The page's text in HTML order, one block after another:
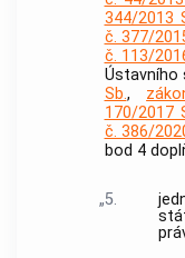
344/2013
č. 377/
č. 113/
Ústavního
Sb.,
170/2017
č. 386/
bod 4
„5.